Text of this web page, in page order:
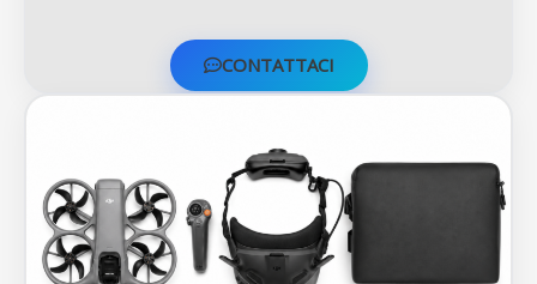
CONTATTACI